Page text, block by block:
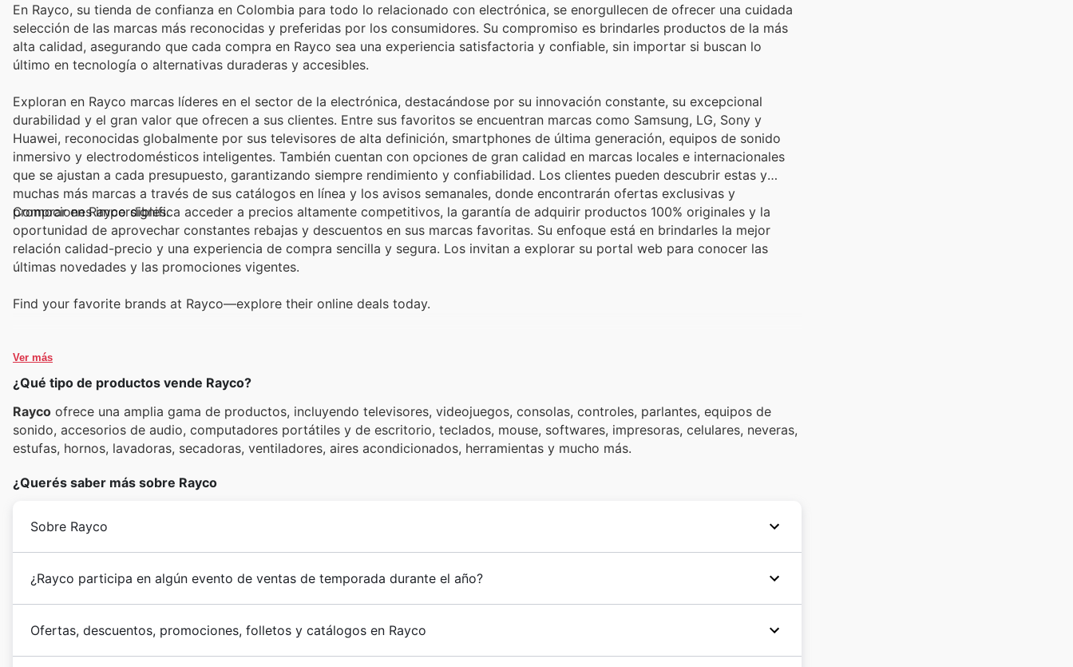
En Rayco, su tienda de confianza en Colombia para todo lo relacionado con electrónica, se enorgullecen de ofrecer una cuidada
selección de las marcas más reconocidas y preferidas por los consumidores. Su compromiso es brindarles productos de la más
alta calidad, asegurando que cada compra en Rayco sea una experiencia satisfactoria y confiable, sin importar si buscan lo
último en tecnología o alternativas duraderas y accesibles.
Exploran en Rayco marcas líderes en el sector de la electrónica, destacándose por su innovación constante, su excepcional
durabilidad y el gran valor que ofrecen a sus clientes. Entre sus favoritos se encuentran marcas como Samsung, LG, Sony y
Huawei, reconocidas globalmente por sus televisores de alta definición, smartphones de última generación, equipos de sonido
inmersivo y electrodomésticos inteligentes. También cuentan con opciones de gran calidad en marcas locales e internacionales
que se ajustan a cada presupuesto, garantizando siempre rendimiento y confiabilidad. Los clientes pueden descubrir estas y
muchas más marcas a través de sus catálogos en línea y los avisos semanales, donde encontrarán ofertas exclusivas y
promociones imperdibles.
Comprar en Rayco significa acceder a precios altamente competitivos, la garantía de adquirir productos 100% originales y la
oportunidad de aprovechar constantes rebajas y descuentos en sus marcas favoritas. Su enfoque está en brindarles la mejor
relación calidad-precio y una experiencia de compra sencilla y segura. Los invitan a explorar su portal web para conocer las
últimas novedades y las promociones vigentes.
Find your favorite brands at Rayco—explore their online deals today.
Ver más
¿Qué tipo de productos vende Rayco?
Rayco ofrece una amplia gama de productos, incluyendo televisores, videojuegos, consolas, controles, parlantes, equipos de
sonido, accesorios de audio, computadores portátiles y de escritorio, teclados, mouse, softwares, impresoras, celulares, neveras,
estufas, hornos, lavadoras, secadoras, ventiladores, aires acondicionados, herramientas y mucho más.
¿Querés saber más sobre Rayco
Sobre Rayco
¿Rayco participa en algún evento de ventas de temporada durante el año?
Ofertas, descuentos, promociones, folletos y catálogos en Rayco